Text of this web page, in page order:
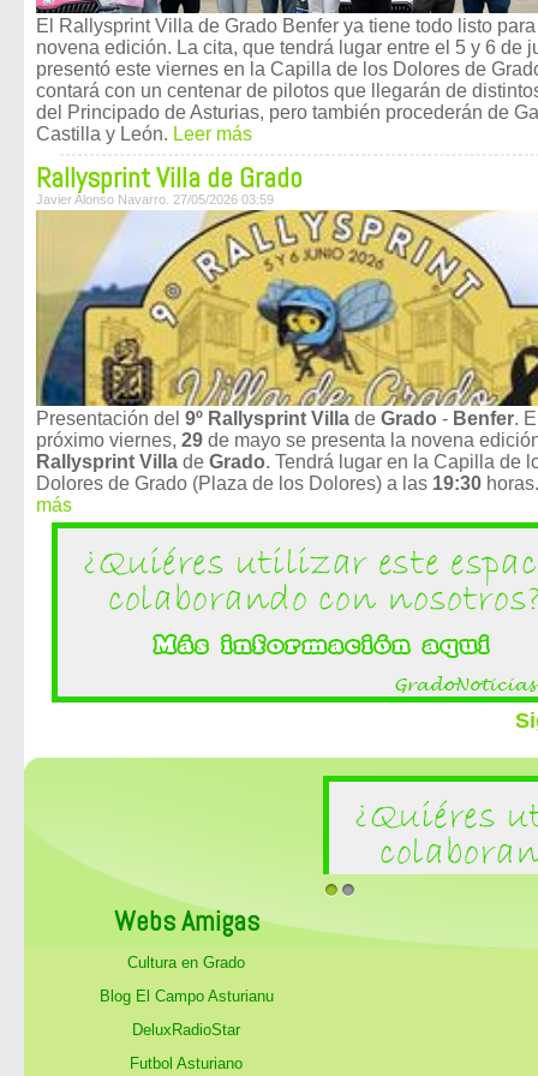
El Rallysprint Villa de Grado Benfer ya tiene todo listo
novena edición. La cita, que tendrá lugar entre el 5 y 6 de
presentó este viernes en la Capilla de los Dolores de
contará con un centenar de pilotos que llegarán de
del Principado de Asturias, pero también procederán de
Castilla y León. Leer más
Rallysprint Villa de Grado
Javier Alonso Navarro. 27/05/2026 03:59
Presentación del 9º Rallysprint Villa de Grado - Benfer.
próximo viernes, 29 de mayo se presenta la novena
Rallysprint Villa de Grado. Tendrá lugar en la Capilla de
Dolores de Grado (Plaza de los Dolores) a las 19:30 horas.
más
Webs Amigas
Cultura en Grado
Blog El Campo Asturianu
DeluxRadioStar
Futbol Asturiano